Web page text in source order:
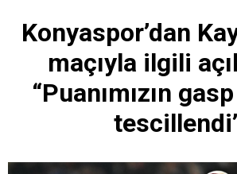
Konyaspor’dan
maçıyla ilgili
“Puanımızın